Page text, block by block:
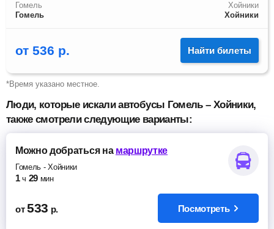
Гомель
Гомель
Хойники
Хойники
от 536 р. Найти билеты
*Время указано местное.
Люди, которые искали автобусы Гомель – Хойники,
также смотрели следующие варианты:
Можно добратьсяна маршрутке
Гомель -Хойники
1 ч 29 мин
от 533 р. Посмотреть